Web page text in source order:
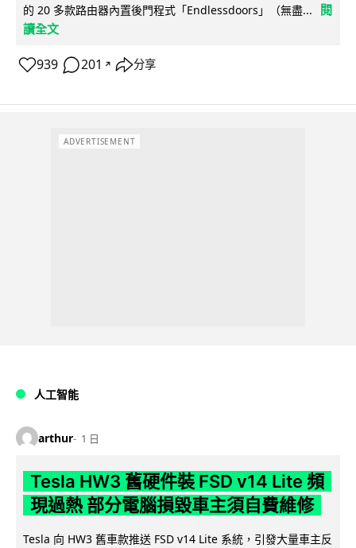
的 20 多款路由器內置後門程式「Endlessdoors」（無盡...
閱
讀全文
939 201 ↗ 分享
ADVERTISEMENT
人工智能
arthur 1 日
Tesla HW3 舊硬件裝 FSD v14 Lite 頻
現過熱 部分電腦損毀車主須自費維修
Tesla 向 HW3 舊車款推送 FSD v14 Lite 系統，引發大量車主反